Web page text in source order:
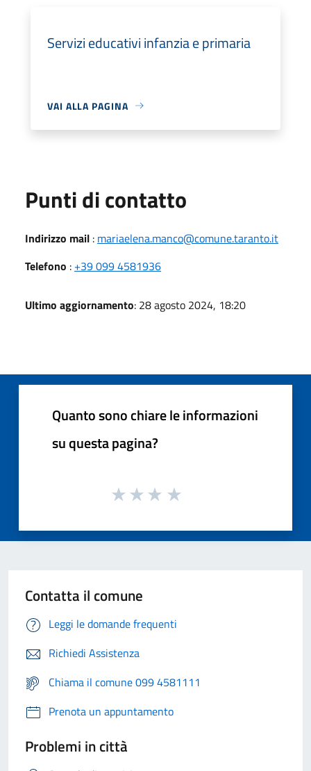
Servizi educativi infanzia e primaria
VAI ALLA PAGINA
Punti di contatto
Indirizzo mail : mariaelena.manco@comune.taranto.it
Telefono : +39 099 4581936
Ultimo aggiornamento: 28 agosto 2024, 18:20
Quanto sono chiare le informazioni
su questa pagina?
Contatta il comune
Leggi le domande frequenti
Richiedi Assistenza
Chiama il comune 099 4581111
Prenota un appuntamento
Problemi in città